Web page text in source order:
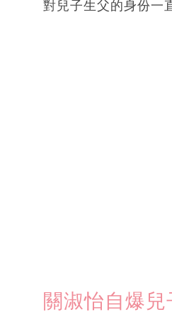
對兒子生父的身份一
關淑怡自爆兒